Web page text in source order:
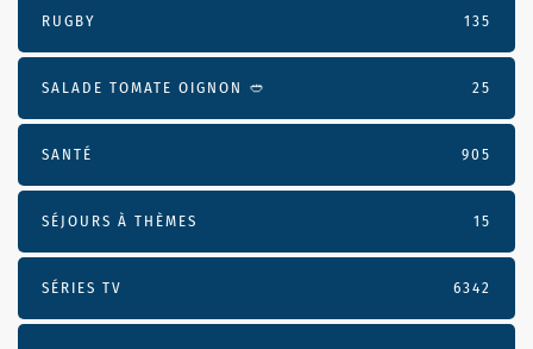
RUGBY 135
SALADE TOMATE OIGNON 🥙 25
SANTÉ 905
SÉJOURS À THÈMES 15
SÉRIES TV 6342